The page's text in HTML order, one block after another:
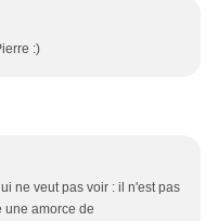
:)
ne veut pas voir : il n'est pas
une amorce de